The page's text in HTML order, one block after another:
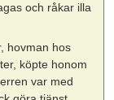
och råkar illa
hovman hos
köpte honom
var med